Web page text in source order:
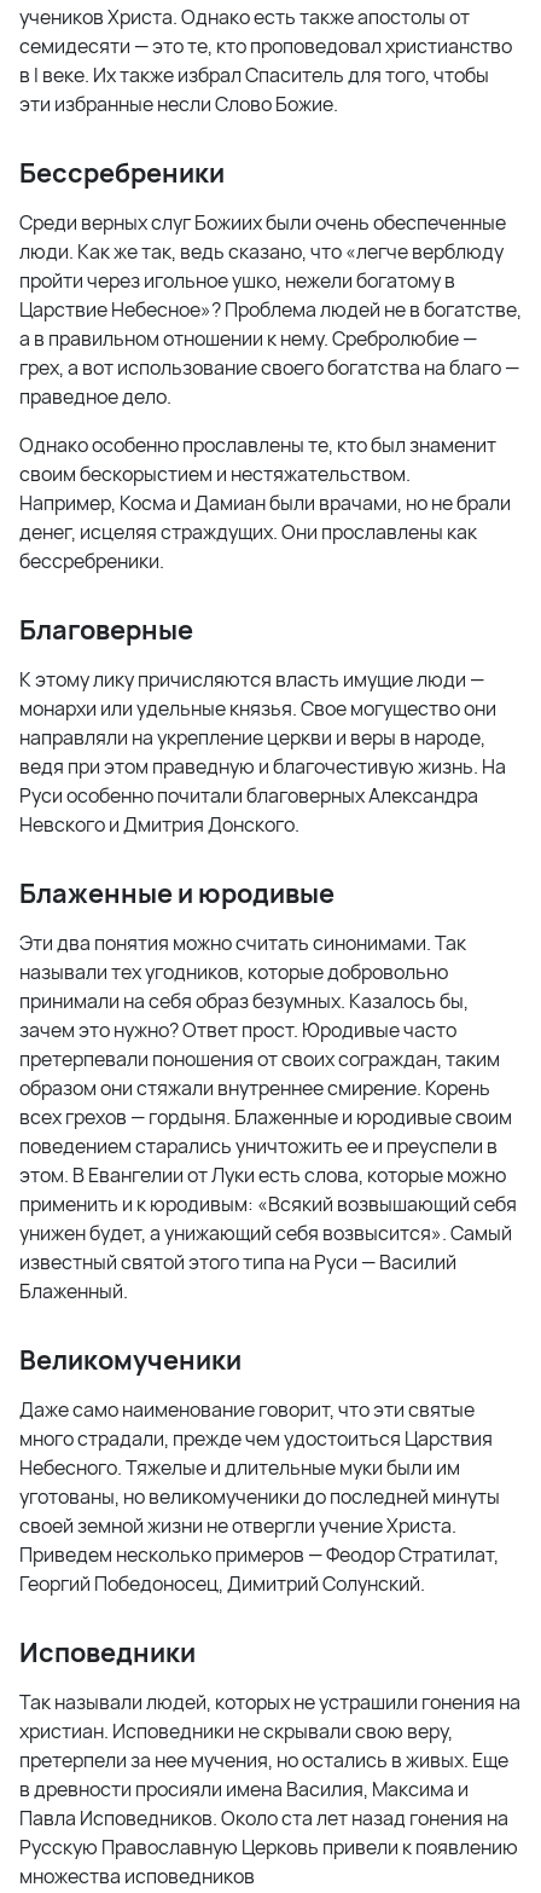
учеников Христа. Однако есть также апостолы от
семидесяти — это те, кто проповедовал христианство
в I веке. Их также избрал Спаситель для того, чтобы
эти избранные несли Слово Божие.
Бессребреники
Среди верных слуг Божиих были очень обеспеченные
люди. Как же так, ведь сказано, что «легче верблюду
пройти через игольное ушко, нежели богатому в
Царствие Небесное»? Проблема людей не в богатстве,
а в правильном отношении к нему. Сребролюбие —
грех, а вот использование своего богатства на благо —
праведное дело.
Однако особенно прославлены те, кто был знаменит
своим бескорыстием и нестяжательством.
Например, Косма и Дамиан были врачами, но не брали
денег, исцеляя страждущих. Они прославлены как
бессребреники.
Благоверные
К этому лику причисляются власть имущие люди —
монархи или удельные князья. Свое могущество они
направляли на укрепление церкви и веры в народе,
ведя при этом праведную и благочестивую жизнь. На
Руси особенно почитали благоверных Александра
Невского и Дмитрия Донского.
Блаженные и юродивые
Эти два понятия можно считать синонимами. Так
называли тех угодников, которые добровольно
принимали на себя образ безумных. Казалось бы,
зачем это нужно? Ответ прост. Юродивые часто
претерпевали поношения от своих сограждан, таким
образом они стяжали внутреннее смирение. Корень
всех грехов — гордыня. Блаженные и юродивые своим
поведением старались уничтожить ее и преуспели в
этом. В Евангелии от Луки есть слова, которые можно
применить и к юродивым: «Всякий возвышающий себя
унижен будет, а унижающий себя возвысится». Самый
известный святой этого типа на Руси — Василий
Блаженный.
Великомученики
Даже само наименование говорит, что эти святые
много страдали, прежде чем удостоиться Царствия
Небесного. Тяжелые и длительные муки были им
уготованы, но великомученики до последней минуты
своей земной жизни не отвергли учение Христа.
Приведем несколько примеров — Феодор Стратилат,
Георгий Победоносец, Димитрий Солунский.
Исповедники
Так называли людей, которых не устрашили гонения на
христиан. Исповедники не скрывали свою веру,
претерпели за нее мучения, но остались в живых. Еще
в древности просияли имена Василия, Максима и
Павла Исповедников. Около ста лет назад гонения на
Русскую Православную Церковь привели к появлению
множества исповедников